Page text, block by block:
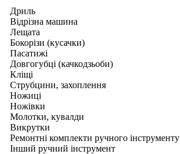
Дриль
Відрізна машина
Лещата
Бокорізи (кусачки)
Пасатижі
Довгогубці (качкодзьоби)
Кліщі
Струбцини, захоплення
Ножиці
Ножівки
Молотки, кувалди
Викрутки
Ремонтні комплекти ручного інструменту
Інший ручний інструмент